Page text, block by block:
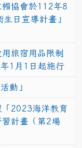
協會於112年8
日宣導計畫」
旅宿用品限制
1月1日起施行
動」
「2023海洋教育
計畫（第2場